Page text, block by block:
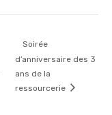
Soirée
d’anniversaire des 3
ans de la
ressourcerie